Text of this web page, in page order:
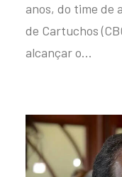
anos, do time de
de Cartuchos
alcançar o…